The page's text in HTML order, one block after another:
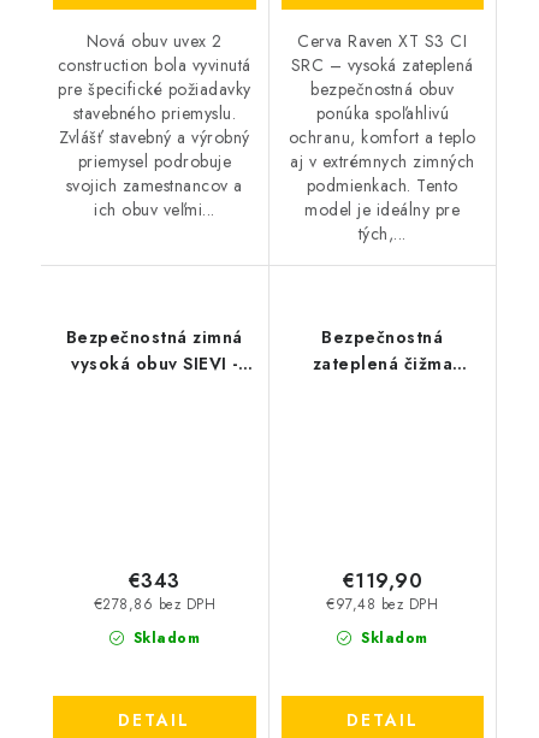
Nová obuv uvex 2
construction bola vyvinutá
pre špecifické požiadavky
stavebného priemyslu.
Zvlášť stavebný a výrobný
priemysel podrobuje
svojich zamestnancov a
ich obuv veľmi...
Cerva Raven XT S3 CI
SRC – vysoká zateplená
bezpečnostná obuv
ponúka spoľahlivú
ochranu, komfort a teplo
aj v extrémnych zimných
podmienkach. Tento
model je ideálny pre
tých,...
Bezpečnostná zimná
vysoká obuv SIEVI -
Skladom
€278,86 bez DPH
€343
DETAIL
Bezpečnostná
zateplená čižma
Skladom
€97,48 bez DPH
€119,90
DETAIL